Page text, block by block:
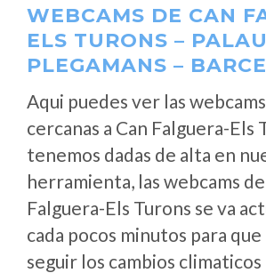
WEBCAMS DE CAN
ELS TURONS –
PLEGAMANS –
Aqui puedes ver las
cercanas a Can Falguera-Els
tenemos dadas de alta en
herramienta, las webcams
Falguera-Els Turons se va
cada pocos minutos para que
seguir los cambios climaticos